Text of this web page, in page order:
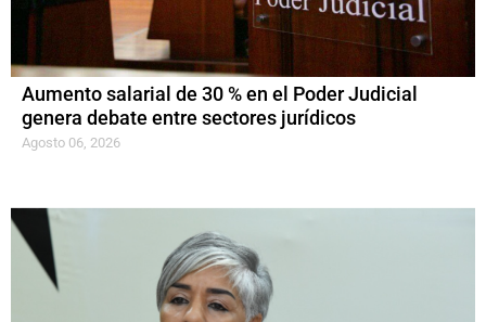
Aumento salarial de 30 % en el Poder Judicial
genera debate entre sectores jurídicos
Agosto 06, 2026